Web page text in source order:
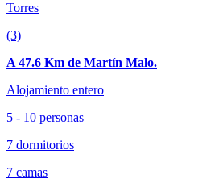
Torres
(3)
A 47.6 Km de Martín Malo.
Alojamiento entero
5 - 10 personas
7 dormitorios
7 camas